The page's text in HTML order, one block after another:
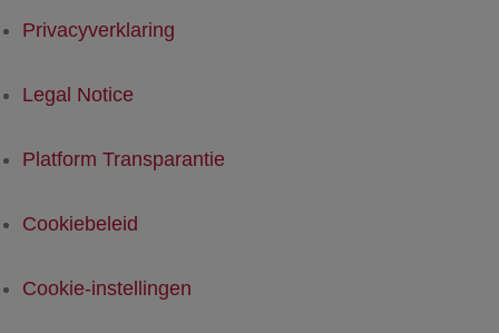
Privacyverklaring
Legal Notice
Platform Transparantie
Cookiebeleid
Cookie-instellingen